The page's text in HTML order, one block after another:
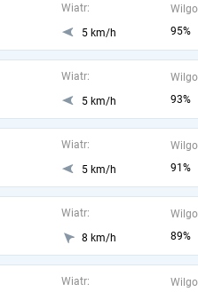
Wiatr:
5 km/h
95%
Wiatr:
5 km/h
93%
Wiatr:
5 km/h
91%
Wiatr:
8 km/h
89%
Wiatr: